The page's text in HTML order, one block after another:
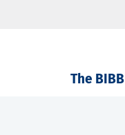
The BIBB